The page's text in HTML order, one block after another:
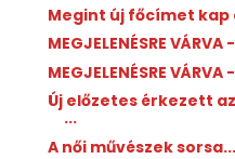
Megint új főcímet kap
MEGJELENÉSRE
MEGJELENÉSRE
Új előzetes érkezett
...
A női művészek